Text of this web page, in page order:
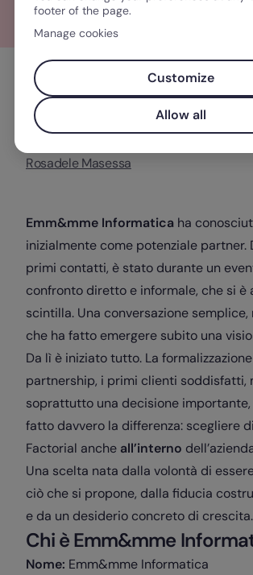
Sommario
Rosadele Masessa
Emm&mme Informatica ha
inizialmente come potenziale partner.
primi contatti, è stato durante un
confronto diretto e informale, che si è
scintilla. Una conversazione
che ha fatto emergere subito una
Da lì è iniziato tutto. La
partnership, i primi clienti soddisfatti,
soprattutto una decisione importante,
fatto davvero la differenza: scegliere
Factorial anche all’interno
Una scelta nata dalla volontà di
ciò che si propone, dalla fiducia
e da un desiderio concreto di crescita.
Chi è Emm&mme
Nome: Emm&mme Informatica
footer of the page.
Manage cookies
Customize
Allow all